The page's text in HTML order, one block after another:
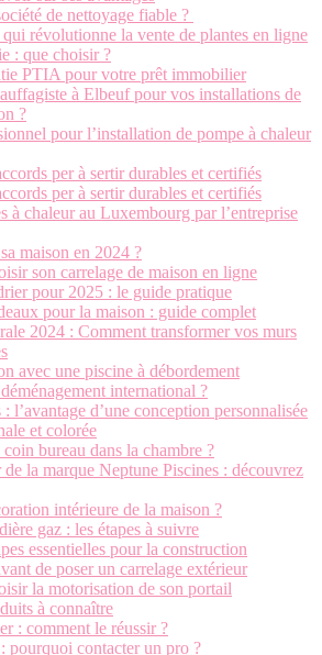
de nettoyage fiable ?
révolutionne la vente de plantes en ligne
: que choisir ?
PTIA pour votre prêt immobilier
à Elbeuf pour vos installations de
?
pour l’installation de pompe à chaleur
per à sertir durables et certifiés
per à sertir durables et certifiés
à chaleur au Luxembourg par l’entreprise
maison en 2024 ?
son carrelage de maison en ligne
pour 2025 : le guide pratique
pour la maison : guide complet
2024 : Comment transformer vos murs
avec une piscine à débordement
international ?
l’avantage d’une conception personnalisée
et colorée
bureau dans la chambre ?
la marque Neptune Piscines : découvrez
intérieure de la maison ?
gaz : les étapes à suivre
essentielles pour la construction
de poser un carrelage extérieur
la motorisation de son portail
à connaître
: comment le réussir ?
pourquoi contacter un pro ?